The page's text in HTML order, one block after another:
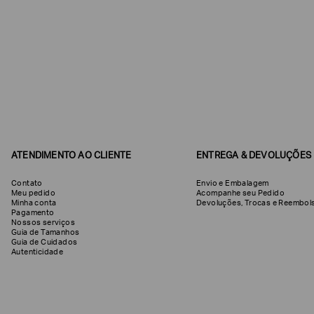
ATENDIMENTO AO CLIENTE
Contato
Meu pedido
Minha conta
Pagamento
Nossos serviços
Guia de Tamanhos
Guia de Cuidados
Autenticidade
ENTREGA & DEVOLUÇÕES
Envio e Embalagem
Acompanhe seu Pedido
Devoluções, Trocas e
contar
mais
sobre